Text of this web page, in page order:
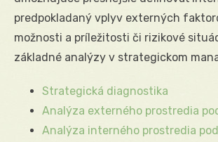
predpokladaný vplyv externých
možnosti a príležitosti či rizikové
základné analýzy v strategickom
Strategická diagnostika
Analýza externého prostredia
Analýza interného prostredia